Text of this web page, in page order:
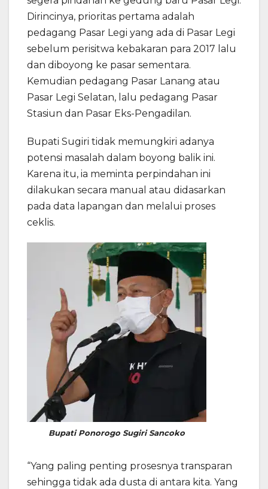
Dirincinya, prioritas pertama adalah
pedagang Pasar Legi yang ada di Pasar Legi
sebelum perisitwa kebakaran para 2017 lalu
dan diboyong ke pasar sementara.
Kemudian pedagang Pasar Lanang atau
Pasar Legi Selatan, lalu pedagang Pasar
Stasiun dan Pasar Eks-Pengadilan.
Bupati Sugiri tidak memungkiri adanya
potensi masalah dalam boyong balik ini.
Karena itu, ia meminta perpindahan ini
dilakukan secara manual atau didasarkan
pada data lapangan dan melalui proses
ceklis.
Bupati Ponorogo Sugiri Sancoko
“Yang paling penting prosesnya transparan
sehingga tidak ada dusta di antara kita. Yang